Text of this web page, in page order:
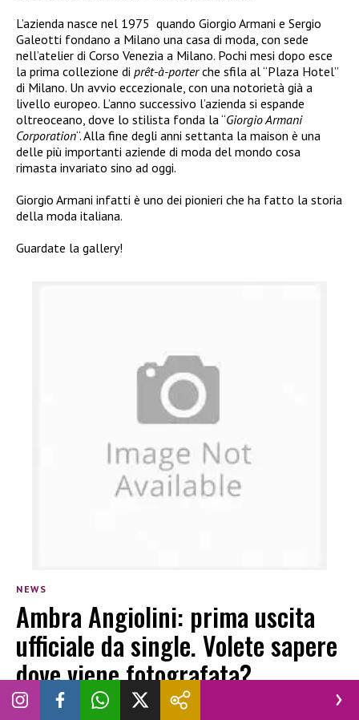
L’azienda nasce nel 1975 quando Giorgio Armani e Sergio
Galeotti fondano a Milano una casa di moda, con sede
nell’atelier di Corso Venezia a Milano. Pochi mesi dopo esce
la prima collezione di prêt-à-porterche sfila al “Plaza Hotel”
di Milano. Un avvio eccezionale, con una notorietà già a
livello europeo. L’anno successivo l’azienda si espande
oltreoceano, dove lo stilista fonda la “Giorgio Armani
Corporation“. Alla fine degli anni settanta la maison è una
delle più importanti aziende di moda del mondo cosa
rimasta invariato sino ad oggi.
Giorgio Armani infatti è uno dei pionieri che ha fatto la storia
della moda italiana.
Guardate la gallery!
NEWS
Ambra Angiolini: prima uscita
ufficiale da single. Volete sapere
dove viene fotografata?
FRANCESCO FREDELLA 17 GENNAIO 2017